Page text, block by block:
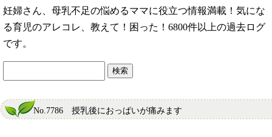
妊婦さん、母乳不足の悩めるママに役立つ情報満載！気にな
る育児のアレコレ、教えて！困った！6800件以上の過去ログ
です。
No.7786 授乳後におっぱいが痛みます